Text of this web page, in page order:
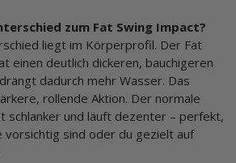
zum Fat Swing Impact?
liegt im Körperprofil. Der Fat
einen deutlich dickeren, bauchigeren
dadurch mehr Wasser. Das
rollende Aktion. Der normale
schlanker und läuft dezenter – perfekt,
vorsichtig sind oder du gezielt auf